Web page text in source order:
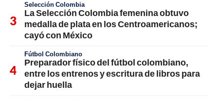
Selección Colombia
La Selección Colombia femenina obtuvo
medalla de plata en los Centroamericanos;
cayó con México
Fútbol Colombiano
Preparador físico del fútbol colombiano,
entre los entrenos y escritura de libros para
dejar huella